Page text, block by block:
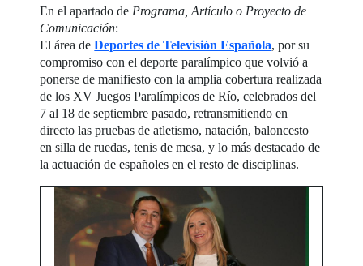
En el apartado de Programa, Artículo o Proyecto de
Comunicación:
El área deDeportes de Televisión Española, por su
compromiso con el deporte paralímpico que volvió a
ponerse de manifiesto con la amplia cobertura realizada
de los XV Juegos Paralímpicos de Río, celebrados del
7 al 18 de septiembre pasado, retransmitiendo en
directo las pruebas de atletismo, natación, baloncesto
en silla de ruedas, tenis de mesa, y lo más destacado de
la actuación de españoles en el resto de disciplinas.